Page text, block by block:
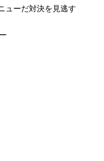
ューだ対決を見逃す